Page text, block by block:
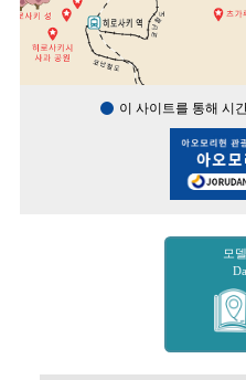
이 사이트를 통해 시
모